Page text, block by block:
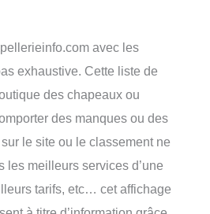
avec les
exhaustive. Cette liste de
des chapeaux ou
des manques ou des
le site ou le classement ne
les meilleurs services d’une
tarifs, etc… cet affichage